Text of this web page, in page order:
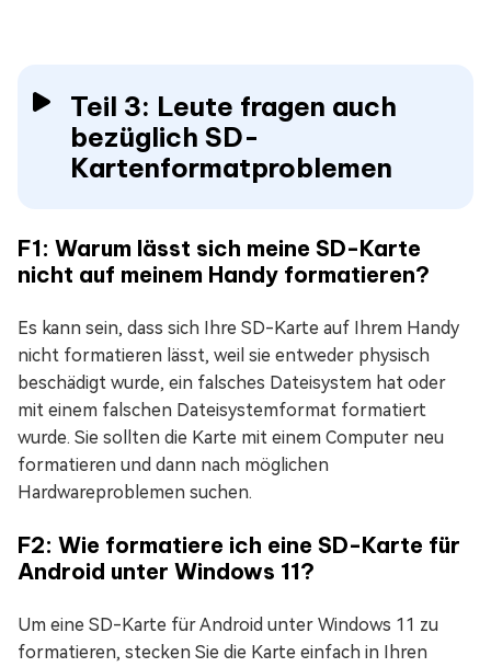
Teil 3: Leute fragen auch
bezüglich SD-
Kartenformatproblemen
F1: Warum lässt sich meine SD-Karte
nicht auf meinem Handy formatieren?
Es kann sein, dass sich Ihre SD-Karte auf Ihrem Handy
nicht formatieren lässt, weil sie entweder physisch
beschädigt wurde, ein falsches Dateisystem hat oder
mit einem falschen Dateisystemformat formatiert
wurde. Sie sollten die Karte mit einem Computer neu
formatieren und dann nach möglichen
Hardwareproblemen suchen.
F2: Wie formatiere ich eine SD-Karte für
Android unter Windows 11?
Um eine SD-Karte für Android unter Windows 11 zu
formatieren, stecken Sie die Karte einfach in Ihren